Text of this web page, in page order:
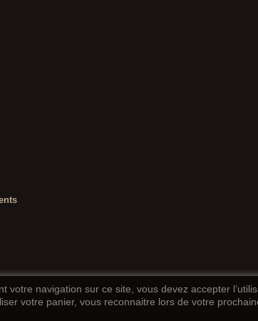
votre navigation sur ce site, vous devez accepter
votre panier, vous reconnaitre lors de votre